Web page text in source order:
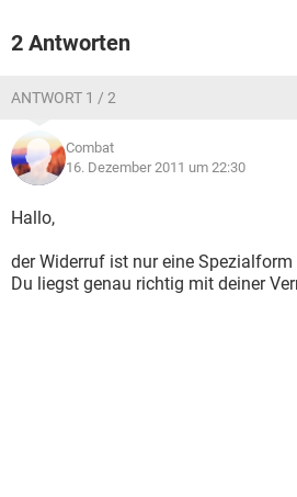
2 Antworten
ANTWORT 1 / 2
Combat
16. Dezember 2011 um 22:30
Hallo,
der Widerruf ist nur eine
Du liegst genau richtig mit deiner